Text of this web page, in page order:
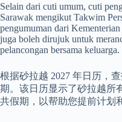
Selain dari cuti umum, cuti
Sarawak mengikut Takwim
pengumuman dari
juga boleh dirujuk untuk
pelancongan bersama keluarga.
根据砂拉越 2027 年日历，
期。该日历显示了砂拉越所
共假期，以帮助您提前计划